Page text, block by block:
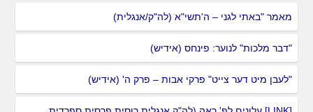
מאמר "באתי לגני – ה'תשי"א (לה"ק/אנגלית)
"דבר מלכות" לנוער: פינחס (אידיש)
"לעבן מיט דער צייט" פרקי אבות – פרק ה' (אידיש)